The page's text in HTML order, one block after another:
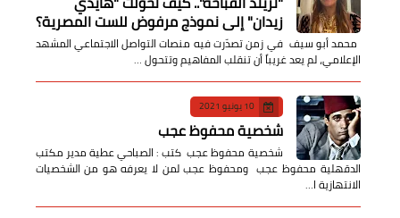
زيدان" إلى نموذج مرفوض للست المصرية؟
​ محمد أبو سيف ​في زمن تصدّرت فيه منصات التواصل الاجتماعي المشهد
الإعلامي، لم يعد غريباً أن تنقلب المفاهيم وتتحول …
10 يونيو 2021
شخصية محفوظ عجب
شخصية محفوظ عجب كتب : الصباحي عطية مدير مكتب
الدقهلية محفوظ عجب ومحفوظ عجب لمن لا يعرفه هو من الشخصيات
الانتهازية ا…